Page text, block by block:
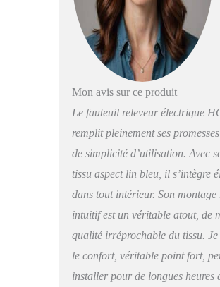
160
lire,
télévision
sieste. Le
intégré
de
posture
ET LA
Contrôlez
de votre
de salon
intégrée.
Mon avis sur ce produit
Le fauteuil releveur électrique
remplit pleinement ses
de simplicité d’utilisation. Avec
tissu aspect lin bleu, il s’intègre
dans tout intérieur. Son montage
intuitif est un véritable atout, de
qualité irréprochable du tissu.
le confort, véritable point fort,
installer pour de longues heures